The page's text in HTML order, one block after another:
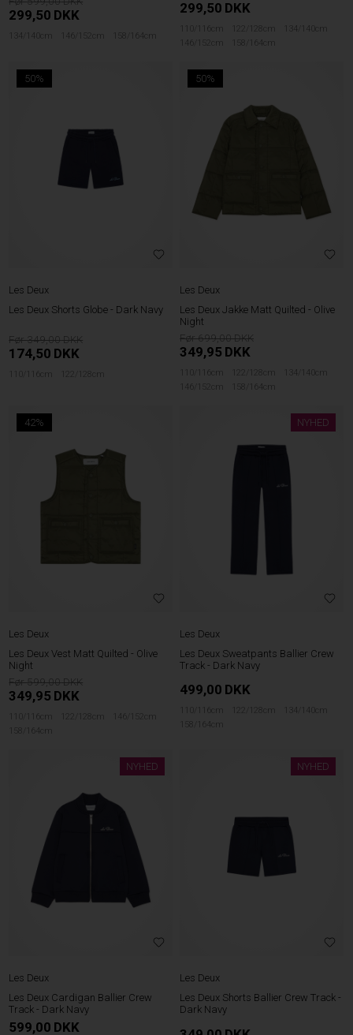
299,50 DKK
134/140cm 146/152cm 158/164cm
299,50 DKK
110/116cm 122/128cm
134/140cm
146/152cm
158/164cm
50%
Les Deux
Les Deux Shorts Globe - Dark Navy
349,00
174,50 DKK
110/116cm 122/128cm
50%
Les Deux
Les Deux Jakke Matt Quilted - Olive
Night
699,00
349,95 DKK
110/116cm 122/128cm
134/140cm
146/152cm
158/164cm
42%
Les Deux
Les Deux Vest Matt Quilted - Olive
Night
599,00
349,95 DKK
110/116cm 122/128cm
146/152cm
158/164cm
NYHED
Les Deux
Les Deux Sweatpants Ballier Crew
Track - Dark Navy
499,00 DKK
110/116cm 122/128cm
134/140cm
158/164cm
NYHED
Les Deux
Les Deux Cardigan Ballier Crew
Track - Dark Navy
599,00 DKK
NYHED
Les Deux
Les Deux Shorts Ballier Crew Track -
Dark Navy